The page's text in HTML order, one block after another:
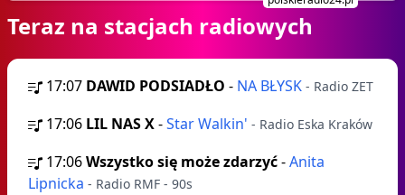
Teraz na stacjach radiowych
17:07 DAWID PODSIADŁO - NA BŁYSK - Radio ZET
17:06 LIL NAS X-Star Walkin' - Radio Eska Kraków
17:06Wszystko się może zdarzyć-Anita
Lipnicka - Radio RMF - 90s